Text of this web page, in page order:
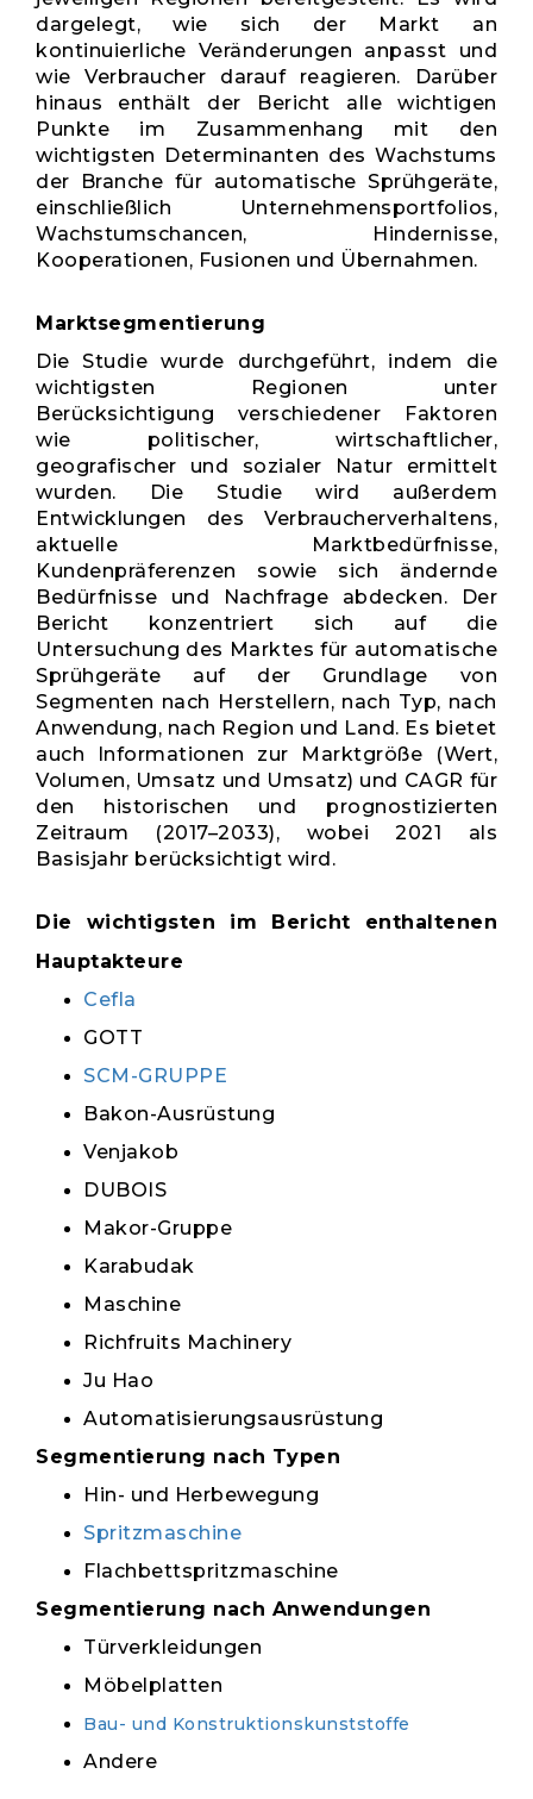
dargelegt, wie sich der Markt an
kontinuierliche Veränderungen anpasst und
wie Verbraucher darauf reagieren. Darüber
hinaus enthält der Bericht alle wichtigen
Punkte im Zusammenhang mit den
wichtigsten Determinanten des Wachstums
der Branche für automatische Sprühgeräte,
einschließlich Unternehmensportfolios,
Wachstumschancen, Hindernisse,
Kooperationen, Fusionen und Übernahmen.
Marktsegmentierung
Die Studie wurde durchgeführt, indem die
wichtigsten Regionen unter
Berücksichtigung verschiedener Faktoren
wie politischer, wirtschaftlicher,
geografischer und sozialer Natur ermittelt
wurden. Die Studie wird außerdem
Entwicklungen des Verbraucherverhaltens,
aktuelle Marktbedürfnisse,
Kundenpräferenzen sowie sich ändernde
Bedürfnisse und Nachfrage abdecken. Der
Bericht konzentriert sich auf die
Untersuchung des Marktes für automatische
Sprühgeräte auf der Grundlage von
Segmenten nach Herstellern, nach Typ, nach
Anwendung, nach Region und Land. Es bietet
auch Informationen zur Marktgröße (Wert,
Volumen, Umsatz und Umsatz) und CAGR für
den historischen und prognostizierten
Zeitraum (2017–2033), wobei 2021 als
Basisjahr berücksichtigt wird.
Die wichtigsten im Bericht enthaltenen
Hauptakteure
Cefla
GOTT
SCM-GRUPPE
Bakon-Ausrüstung
Venjakob
DUBOIS
Makor-Gruppe
Karabudak
Maschine
Richfruits Machinery
Ju Hao
Automatisierungsausrüstung
Segmentierung nach Typen
Hin- und Herbewegung
Spritzmaschine
Flachbettspritzmaschine
Segmentierung nach Anwendungen
Türverkleidungen
Möbelplatten
Bau- und Konstruktionskunststoffe
Andere